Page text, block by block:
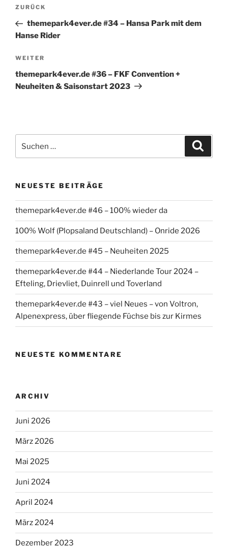
Vorheriger
Beitrag
ZURÜCK
themepark4ever.de #34 – Hansa Park mit dem
Hanse Rider
Nächster
Beitrag
WEITER
themepark4ever.de #36 – FKF Convention +
Neuheiten & Saisonstart 2023
nach:
NEUESTE BEITRÄGE
themepark4ever.de #46 – 100% wieder da
100% Wolf (Plopsaland Deutschland) – Onride 2026
themepark4ever.de #45 – Neuheiten 2025
themepark4ever.de #44 – Niederlande Tour 2024 –
Efteling, Drievliet, Duinrell und Toverland
themepark4ever.de #43 – viel Neues – von Voltron,
Alpenexpress, über fliegende Füchse bis zur Kirmes
NEUESTE KOMMENTARE
ARCHIV
Juni 2026
März 2026
Mai 2025
Juni 2024
April 2024
März 2024
Dezember 2023